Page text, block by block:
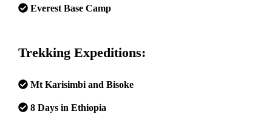
Everest Base Camp
Trekking Expeditions:
Mt Karisimbi and Bisoke
8 Days in Ethiopia